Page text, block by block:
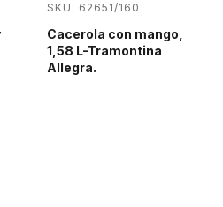
SKU: 62651/160
Cacerola con mango,
1,58 L-Tramontina
Allegra.